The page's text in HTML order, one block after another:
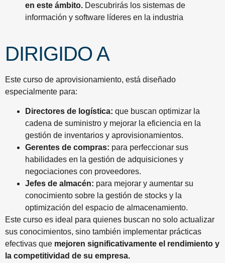
en este ámbito. Descubrirás los sistemas de
información y software líderes en la industria
DIRIGIDO A
Este curso de aprovisionamiento, está diseñado
especialmente para:
Directores de logística: que buscan optimizar la
cadena de suministro y mejorar la eficiencia en la
gestión de inventarios y aprovisionamientos.
Gerentes de compras: para perfeccionar sus
habilidades en la gestión de adquisiciones y
negociaciones con proveedores.
Jefes de almacén: para mejorar y aumentar su
conocimiento sobre la gestión de stocks y la
optimización del espacio de almacenamiento.
Este curso es ideal para quienes buscan no solo actualizar
sus conocimientos, sino también implementar prácticas
efectivas que mejoren significativamente el rendimiento y
la competitividad de su empresa.